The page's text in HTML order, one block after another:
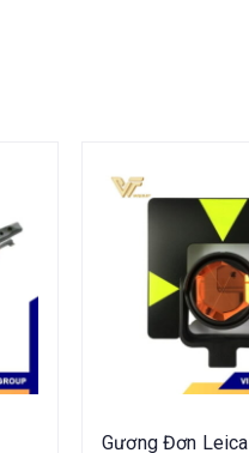
Gương Đơn Leica